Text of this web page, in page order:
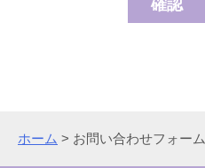
ホーム > お問い合わせフォーム